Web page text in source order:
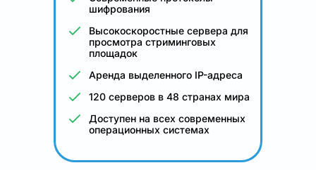
шифрования
Высокоскоростные сервера для
просмотра стриминговых
площадок
Аренда выделенного IP-адреса
120 серверов в 48 странах мира
Доступен на всех современных
операционных системах